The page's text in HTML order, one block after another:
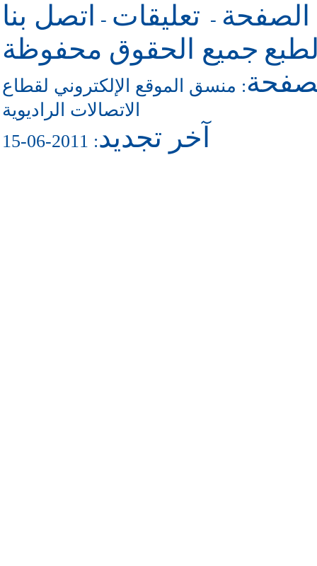
الصفحة - تعليقات -
اتصل بنا
جميع الحقوق محفوظة
: منسق الموقع الإلكتروني لقطاع
الاتصالات الراديوية
آخر تجديد: 2011-06-15